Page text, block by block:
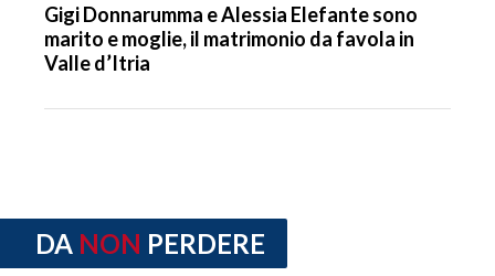
Gigi Donnarumma e Alessia Elefante sono
marito e moglie, il matrimonio da favola in
Valle d’Itria
DA NON PERDERE